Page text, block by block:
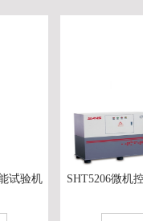
试验机
SHT5206微机